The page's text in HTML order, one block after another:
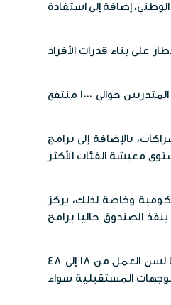
التشغيل الوطني، إضافة إلى استفادة
على بناء قدرات الأفراد
وأشارت شنيكات إلى وجود خطة استراتيجية تمتد لعدة سنوات، تتضمن تقليل أعداد المعالين تدريجيا، ورفع نسب المستفيدين من برامج التمكين إذ أن أعداد المتدربين حوالي 1000 منتفع
بالإضافة إلى برامج
معيشة الفئات الأكثر
وخاصة لذلك، يركز
الصندوق حاليا برامج
ولفتت شنيكات إلى امتلاك الصندوق قاعدة بيانات تفصيلية تتضمن استمارات التخريج وبيانات مسح المهارات، تشمل جميع المعلومات المتعلقة بالأفراد وفقا لسن العمل من 18 إلى 48
المستقبلية سواء